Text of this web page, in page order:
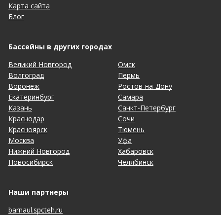
Карта сайта
Блог
Бассейны в других городах
Великий Новгород
Волгоград
Воронеж
Екатеринбург
Казань
Краснодар
Красноярск
Москва
Нижний Новгород
Новосибирск
Омск
Пермь
Ростов-на-Дону
Самара
Санкт-Петербург
Сочи
Тюмень
Уфа
Хабаровск
Челябинск
Наши партнеры
barnaul.spcteh.ru